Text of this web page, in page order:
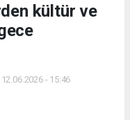
kültür ve
- 15:46